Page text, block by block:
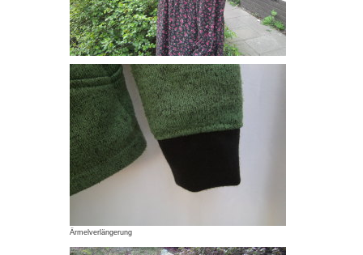
Ärmelverlängerung